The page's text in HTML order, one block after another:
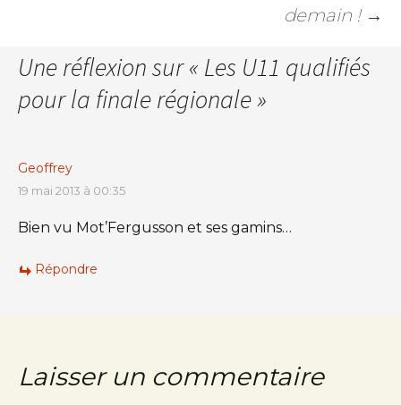
demain ! →
Une réflexion sur « Les U11 qualifiés
pour la finale régionale»
Geoffrey
19 mai 2013 à 00:35
Bien vu Mot’Fergusson et ses gamins…
Répondre
Laisser un commentaire